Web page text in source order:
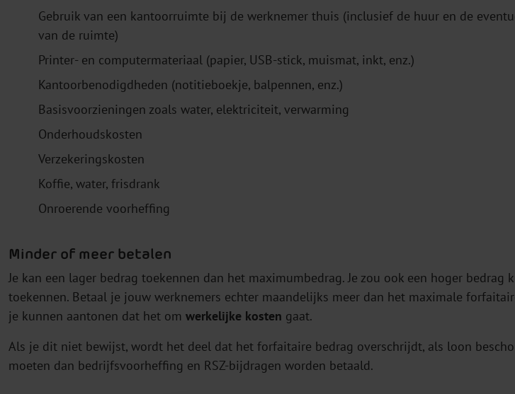
Gebruik van een kantoorruimte bij de werknemer thuis (inclusief de huur en de
van de ruimte)
Printer- en computermateriaal (papier, USB-stick, muismat, inkt, enz.)
Kantoorbenodigdheden (notitieboekje, balpennen, enz.)
Basisvoorzieningen zoals water, elektriciteit, verwarming
Onderhoudskosten
Verzekeringskosten
Koffie, water, frisdrank
Onroerende voorheffing
Minder of meer betalen
Je kan een lager bedrag toekennen dan het maximumbedrag. Je zou ook een hoger bedrag
toekennen. Betaal je jouw werknemers echter maandelijks meer dan het maximale
je kunnen aantonen dat het om werkelijke kosten gaat.
Als je dit niet bewijst, wordt het deel dat het forfaitaire bedrag overschrijdt, als loon
moeten dan bedrijfsvoorheffing en RSZ-bijdragen worden betaald.